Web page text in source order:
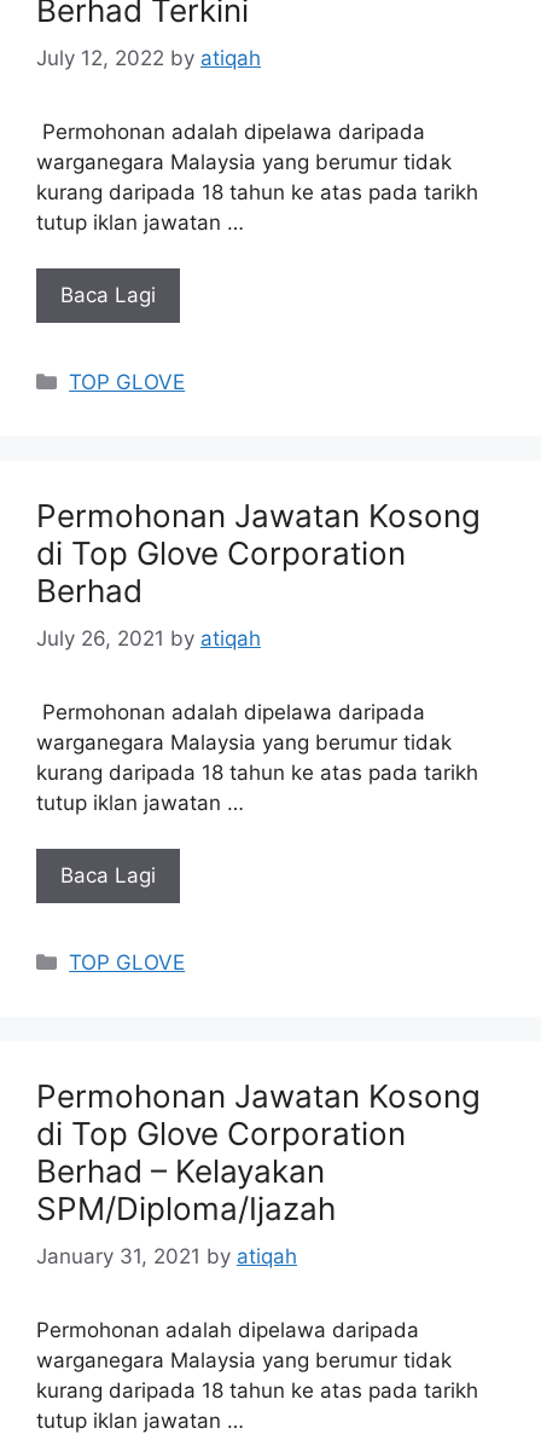
Berhad Terkini
July 12, 2022 by atiqah
Permohonan adalah dipelawa daripada
warganegara Malaysia yang berumur tidak
kurang daripada 18 tahun ke atas pada tarikh
tutup iklan jawatan …
Baca Lagi
Categories
TOP GLOVE
Permohonan Jawatan Kosong
di Top Glove Corporation
Berhad
July 26, 2021 by atiqah
Permohonan adalah dipelawa daripada
warganegara Malaysia yang berumur tidak
kurang daripada 18 tahun ke atas pada tarikh
tutup iklan jawatan …
Baca Lagi
Categories
TOP GLOVE
Permohonan Jawatan Kosong
di Top Glove Corporation
Berhad – Kelayakan
SPM/Diploma/Ijazah
January 31, 2021 by atiqah
Permohonan adalah dipelawa daripada
warganegara Malaysia yang berumur tidak
kurang daripada 18 tahun ke atas pada tarikh
tutup iklan jawatan …